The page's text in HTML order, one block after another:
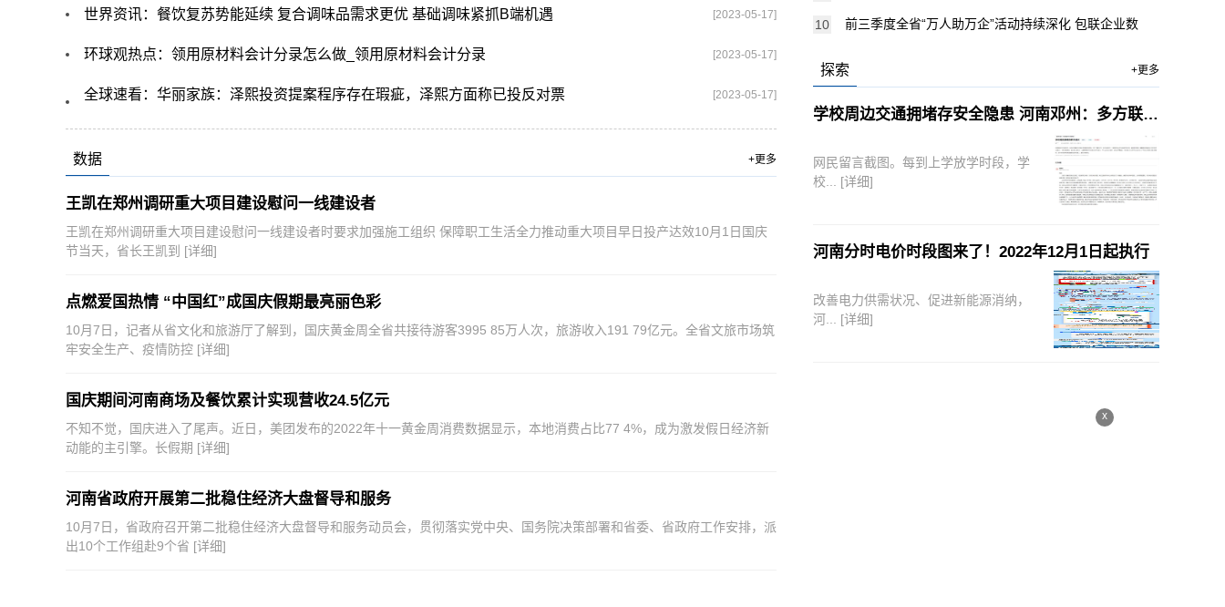
世界资讯：餐饮复苏势能延续 复合调味品需求更优 基础调味紧抓B端机遇 [2023-05-17]
环球观热点：领用原材料会计分录怎么做_领用原材料会计分录 [2023-05-17]
全球速看：华丽家族：泽熙投资提案程序存在瑕疵，泽熙方面称已投反对票 [2023-05-17]
数据 +更多
王凯在郑州调研重大项目建设慰问一线建设者
王凯在郑州调研重大项目建设慰问一线建设者时要求加强施工组织 保障职工生活全力推动重大项目早日投产达效10月1日国庆
节当天，省长王凯到 [详细]
点燃爱国热情 “中国红”成国庆假期最亮丽色彩
10月7日，记者从省文化和旅游厅了解到，国庆黄金周全省共接待游客3995 85万人次，旅游收入191 79亿元。全省文旅市场筑
牢安全生产、疫情防控 [详细]
国庆期间河南商场及餐饮累计实现营收24.5亿元
不知不觉，国庆进入了尾声。近日，美团发布的2022年十一黄金周消费数据显示，本地消费占比77 4%，成为激发假日经济新
动能的主引擎。长假期 [详细]
河南省政府开展第二批稳住经济大盘督导和服务
10月7日，省政府召开第二批稳住经济大盘督导和服务动员会，贯彻落实党中央、国务院决策部署和省委、省政府工作安排，派
出10个工作组赴9个省 [详细]
前三季度全省“万人助万企”活动持续深化 包联企业数
探索 +更多
学校周边交通拥堵存安全隐患 河南邓州：多方联动解民忧
网民留言截图。每到上学放学时段，学
校... [详细]
河南分时电价时段图来了！2022年12月1日起执行
改善电力供需状况、促进新能源消纳，
河... [详细]
x